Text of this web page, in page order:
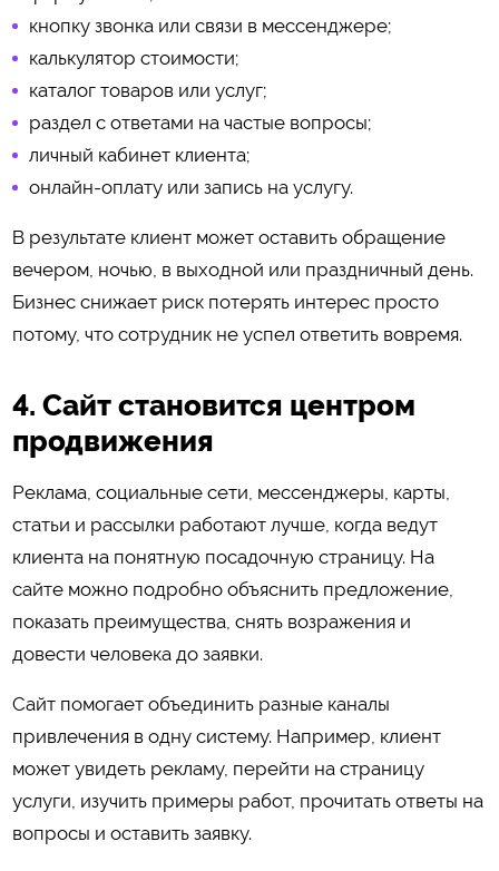
кнопку звонка или связи в мессенджере;
калькулятор стоимости;
каталог товаров или услуг;
раздел с ответами на частые вопросы;
личный кабинет клиента;
онлайн-оплату или запись на услугу.
В результате клиент может оставить обращение
вечером, ночью, в выходной или праздничный день.
Бизнес снижает риск потерять интерес просто
потому, что сотрудник не успел ответить вовремя.
4. Сайт становится центром
продвижения
Реклама, социальные сети, мессенджеры, карты,
статьи и рассылки работают лучше, когда ведут
клиента на понятную посадочную страницу. На
сайте можно подробно объяснить предложение,
показать преимущества, снять возражения и
довести человека до заявки.
Сайт помогает объединить разные каналы
привлечения в одну систему. Например, клиент
может увидеть рекламу, перейти на страницу
услуги, изучить примеры работ, прочитать ответы на
вопросы и оставить заявку.